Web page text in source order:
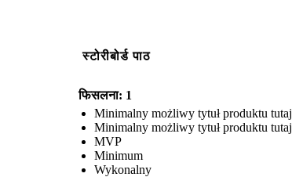
स्टोरीबोर्ड पाठ
फिसलना: 1
Minimalny możliwy tytuł produktu tutaj
Minimalny możliwy tytuł produktu tutaj
MVP
Minimum
Wykonalny